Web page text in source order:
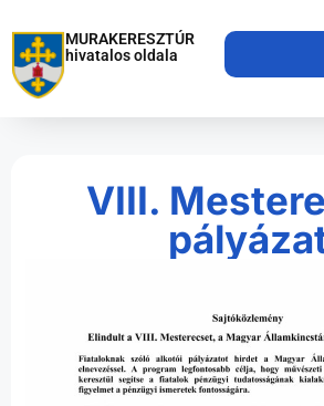
MURAKERESZTÚR
hivatalos oldala
VIII.